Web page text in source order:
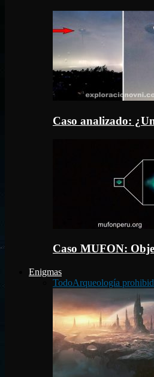
Caso analizado:
Caso MUFON:
Enigmas
TodoArqueología